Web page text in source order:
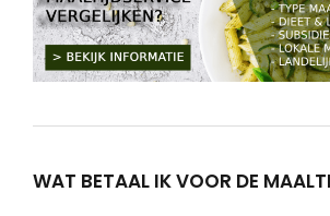
WAT BETAAL IK VOOR DE